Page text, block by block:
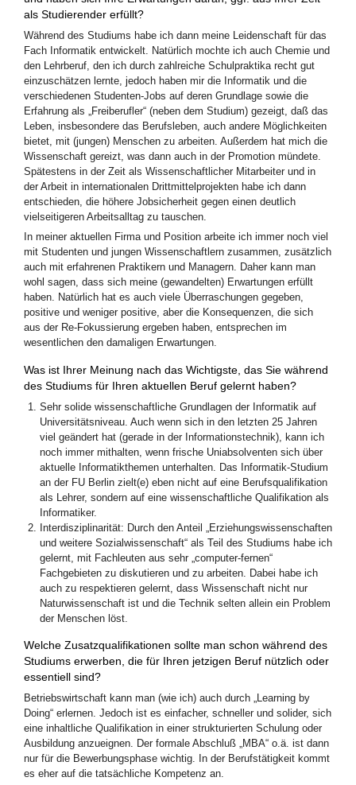
als Studierender erfüllt?
Während des Studiums habe ich dann meine Leidenschaft für das
Fach Informatik entwickelt. Natürlich mochte ich auch Chemie und
den Lehrberuf, den ich durch zahlreiche Schulpraktika recht gut
einzuschätzen lernte, jedoch haben mir die Informatik und die
verschiedenen Studenten-Jobs auf deren Grundlage sowie die
Erfahrung als „Freiberufler“ (neben dem Studium) gezeigt, daß das
Leben, insbesondere das Berufsleben, auch andere Möglichkeiten
bietet, mit (jungen) Menschen zu arbeiten. Außerdem hat mich die
Wissenschaft gereizt, was dann auch in der Promotion mündete.
Spätestens in der Zeit als Wissenschaftlicher Mitarbeiter und in
der Arbeit in internationalen Drittmittelprojekten habe ich dann
entschieden, die höhere Jobsicherheit gegen einen deutlich
vielseitigeren Arbeitsalltag zu tauschen.
In meiner aktuellen Firma und Position arbeite ich immer noch viel
mit Studenten und jungen Wissenschaftlern zusammen, zusätzlich
auch mit erfahrenen Praktikern und Managern. Daher kann man
wohl sagen, dass sich meine (gewandelten) Erwartungen erfüllt
haben. Natürlich hat es auch viele Überraschungen gegeben,
positive und weniger positive, aber die Konsequenzen, die sich
aus der Re-Fokussierung ergeben haben, entsprechen im
wesentlichen den damaligen Erwartungen.
Was ist Ihrer Meinung nach das Wichtigste, das Sie während
des Studiums für Ihren aktuellen Beruf gelernt haben?
Sehr solide wissenschaftliche Grundlagen der Informatik auf
Universitätsniveau. Auch wenn sich in den letzten 25 Jahren
viel geändert hat (gerade in der Informationstechnik), kann ich
noch immer mithalten, wenn frische Uniabsolventen sich über
aktuelle Informatikthemen unterhalten. Das Informatik-Studium
an der FU Berlin zielt(e) eben nicht auf eine Berufsqualifikation
als Lehrer, sondern auf eine wissenschaftliche Qualifikation als
Informatiker.
Interdisziplinarität: Durch den Anteil „Erziehungswissenschaften
und weitere Sozialwissenschaft“ als Teil des Studiums habe ich
gelernt, mit Fachleuten aus sehr „computer-fernen“
Fachgebieten zu diskutieren und zu arbeiten. Dabei habe ich
auch zu respektieren gelernt, dass Wissenschaft nicht nur
Naturwissenschaft ist und die Technik selten allein ein Problem
der Menschen löst.
Welche Zusatzqualifikationen sollte man schon während des
Studiums erwerben, die für Ihren jetzigen Beruf nützlich oder
essentiell sind?
Betriebswirtschaft kann man (wie ich) auch durch „Learning by
Doing“ erlernen. Jedoch ist es einfacher, schneller und solider, sich
eine inhaltliche Qualifikation in einer strukturierten Schulung oder
Ausbildung anzueignen. Der formale Abschluß „MBA“ o.ä. ist dann
nur für die Bewerbungsphase wichtig. In der Berufstätigkeit kommt
es eher auf die tatsächliche Kompetenz an.